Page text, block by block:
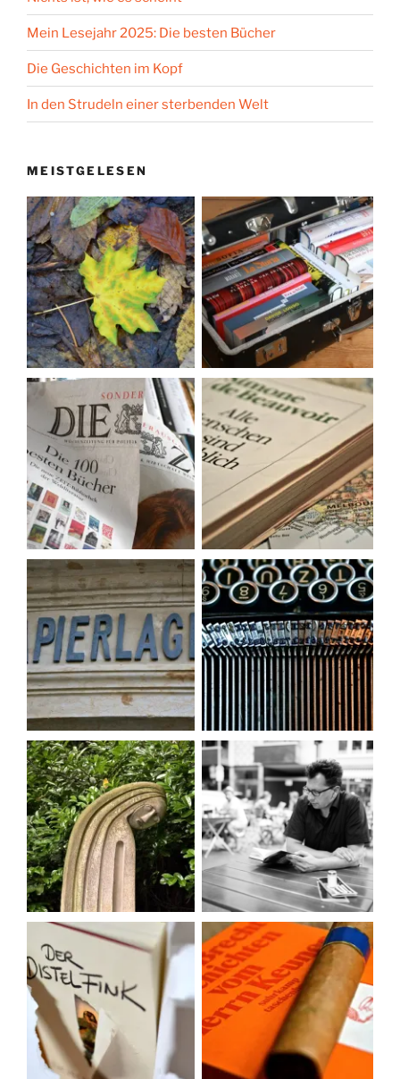
Mein Lesejahr 2025: Die besten Bücher
Die Geschichten im Kopf
In den Strudeln einer sterbenden Welt
MEISTGELESEN